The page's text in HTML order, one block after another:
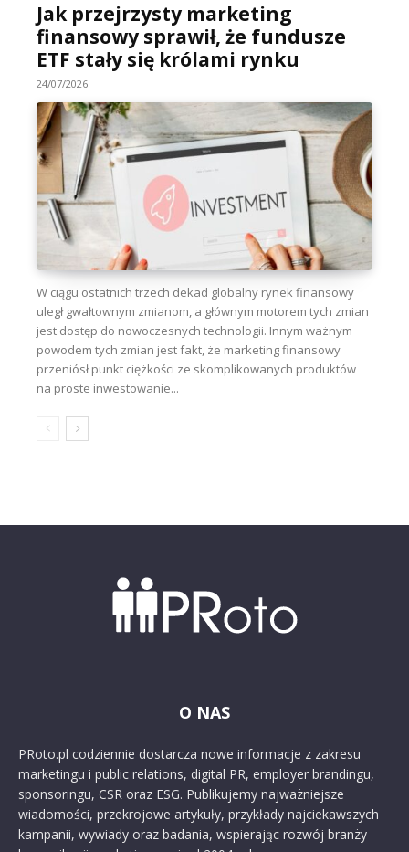
Jak przejrzysty marketing
finansowy sprawił, że fundusze
ETF stały się królami rynku
24/07/2026
W ciągu ostatnich trzech dekad globalny rynek finansowy
uległ gwałtownym zmianom, a głównym motorem tych zmian
jest dostęp do nowoczesnych technologii. Innym ważnym
powodem tych zmian jest fakt, że marketing finansowy
przeniósł punkt ciężkości ze skomplikowanych produktów
na proste inwestowanie...
O NAS
PRoto.pl codziennie dostarcza nowe informacje z zakresu
marketingu i public relations, digital PR, employer brandingu,
sponsoringu, CSR oraz ESG. Publikujemy najważniejsze
wiadomości, przekrojowe artykuły, przykłady najciekawszych
kampanii, wywiady oraz badania, wspierając rozwój branży